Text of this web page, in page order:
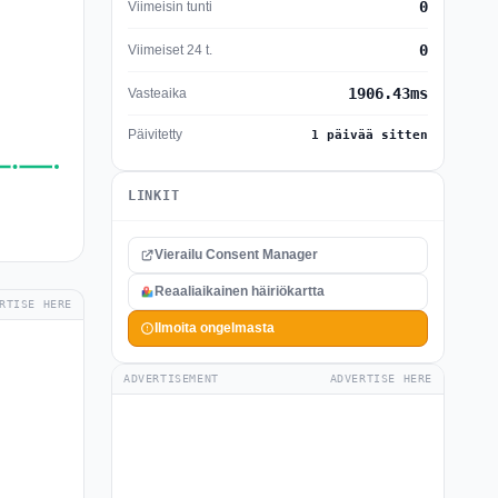
HERE
Viimeisin tunti 0
Viimeiset 24 t. 0
Vasteaika 1906.43ms
Päivitetty 1 päivää sitten
LINKIT
Vierailu Consent Manager
Reaaliaikainen häiriökartta
Ilmoita ongelmasta
ADVERTISEMENT ADVERTISE HERE